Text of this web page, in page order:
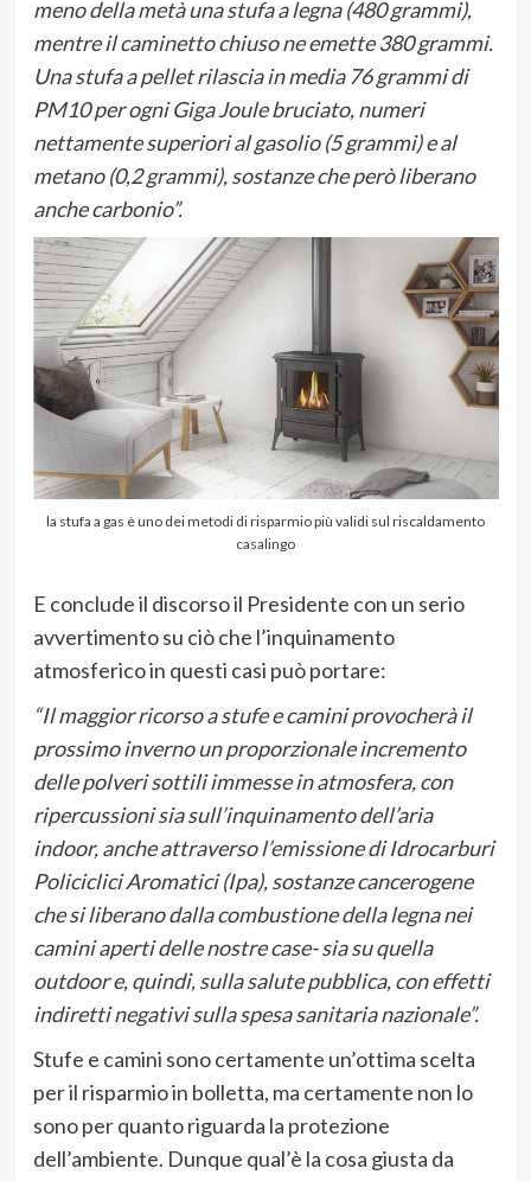
meno della metà una stufa a legna (480 grammi),
mentre il caminetto chiuso ne emette 380 grammi.
Una stufa a pellet rilascia in media 76 grammi di
PM10 per ogni Giga Joule bruciato, numeri
nettamente superiori al gasolio (5 grammi) e al
metano (0,2 grammi), sostanze che però liberano
anche carbonio”.
la stufa a gas è uno dei metodi di risparmio più validi sul riscaldamento
casalingo
E conclude il discorso il Presidente con un serio
avvertimento su ciò che l’inquinamento
atmosferico in questi casi può portare:
“Il maggior ricorso a stufe e camini provocherà il
prossimo inverno un proporzionale incremento
delle polveri sottili immesse in atmosfera, con
ripercussioni sia sull’inquinamento dell’aria
indoor, anche attraverso l’emissione di Idrocarburi
Policiclici Aromatici (Ipa), sostanze cancerogene
che si liberano dalla combustione della legna nei
camini aperti delle nostre case- sia su quella
outdoor e, quindi, sulla salute pubblica, con effetti
indiretti negativi sulla spesa sanitaria nazionale”.
Stufe e camini sono certamente un’ottima scelta
per il risparmio in bolletta, ma certamente non lo
sono per quanto riguarda la protezione
dell’ambiente. Dunque qual’è la cosa giusta da